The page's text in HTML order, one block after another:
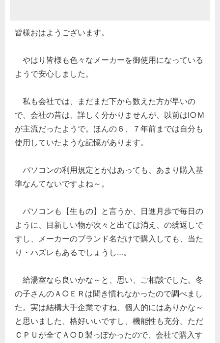
皆様おはようございます。
やはり皆様も色々なメーカーを御使用になっている
ようで安心しました。
私も会社では、まだまだ下から数えた方が早いの
で、会社の昔は、詳しく分かりませんが、以前はⅠ○Ｍ
が主流だったようで。ほんの６、７年前までは自分も
使用していたような記憶があります。
パソコンの利用規定とかはあっても、あまり購入基
準なんてないですよね～。
パソコンも【生もの】と言うか、日進月歩で毎日の
ように、目新しい物が次々と出ては消え、の繰返しで
すし、メーカーのブランド名だけで購入しても、当た
り・ハズレもあるでしょうし…。
給湯室なら良いかな～と、思い、ご相談でした。冬
の子さんのＡ○ＥＲは聞き慣れなかったので調べまし
た。実は結構大手企業ですね、個人的にはありかな～
と思いました、格好いいですし、機能性も充分。ただ
ＣＰＵが全てＡ○Ｄ製っぽかったので、会社で購入す